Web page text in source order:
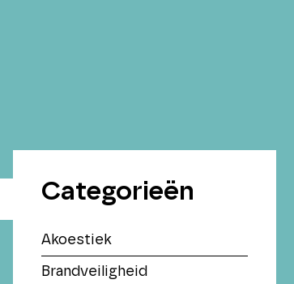
Categorieën
Akoestiek
Brandveiligheid